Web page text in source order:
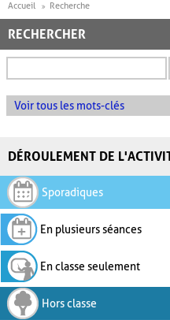
Accueil Recherche
RECHERCHER
Voir tous les mots-clés
DÉROULEMENT DE
Sporadiques
En plusieurs séances
En classe seulement
Hors classe